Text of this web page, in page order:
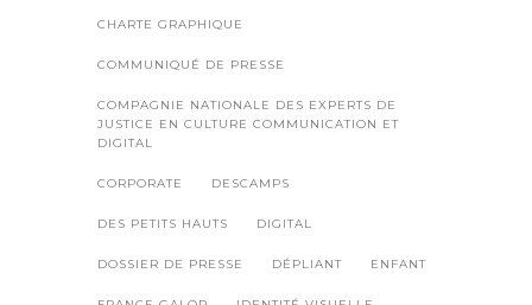
CHARTE GRAPHIQUE
COMMUNIQUÉ DE PRESSE
COMPAGNIE NATIONALE DES EXPERTS DE
JUSTICE EN CULTURE COMMUNICATION ET
DIGITAL
CORPORATE DESCAMPS
DES PETITS HAUTS DIGITAL
DOSSIER DE PRESSE DÉPLIANT ENFANT